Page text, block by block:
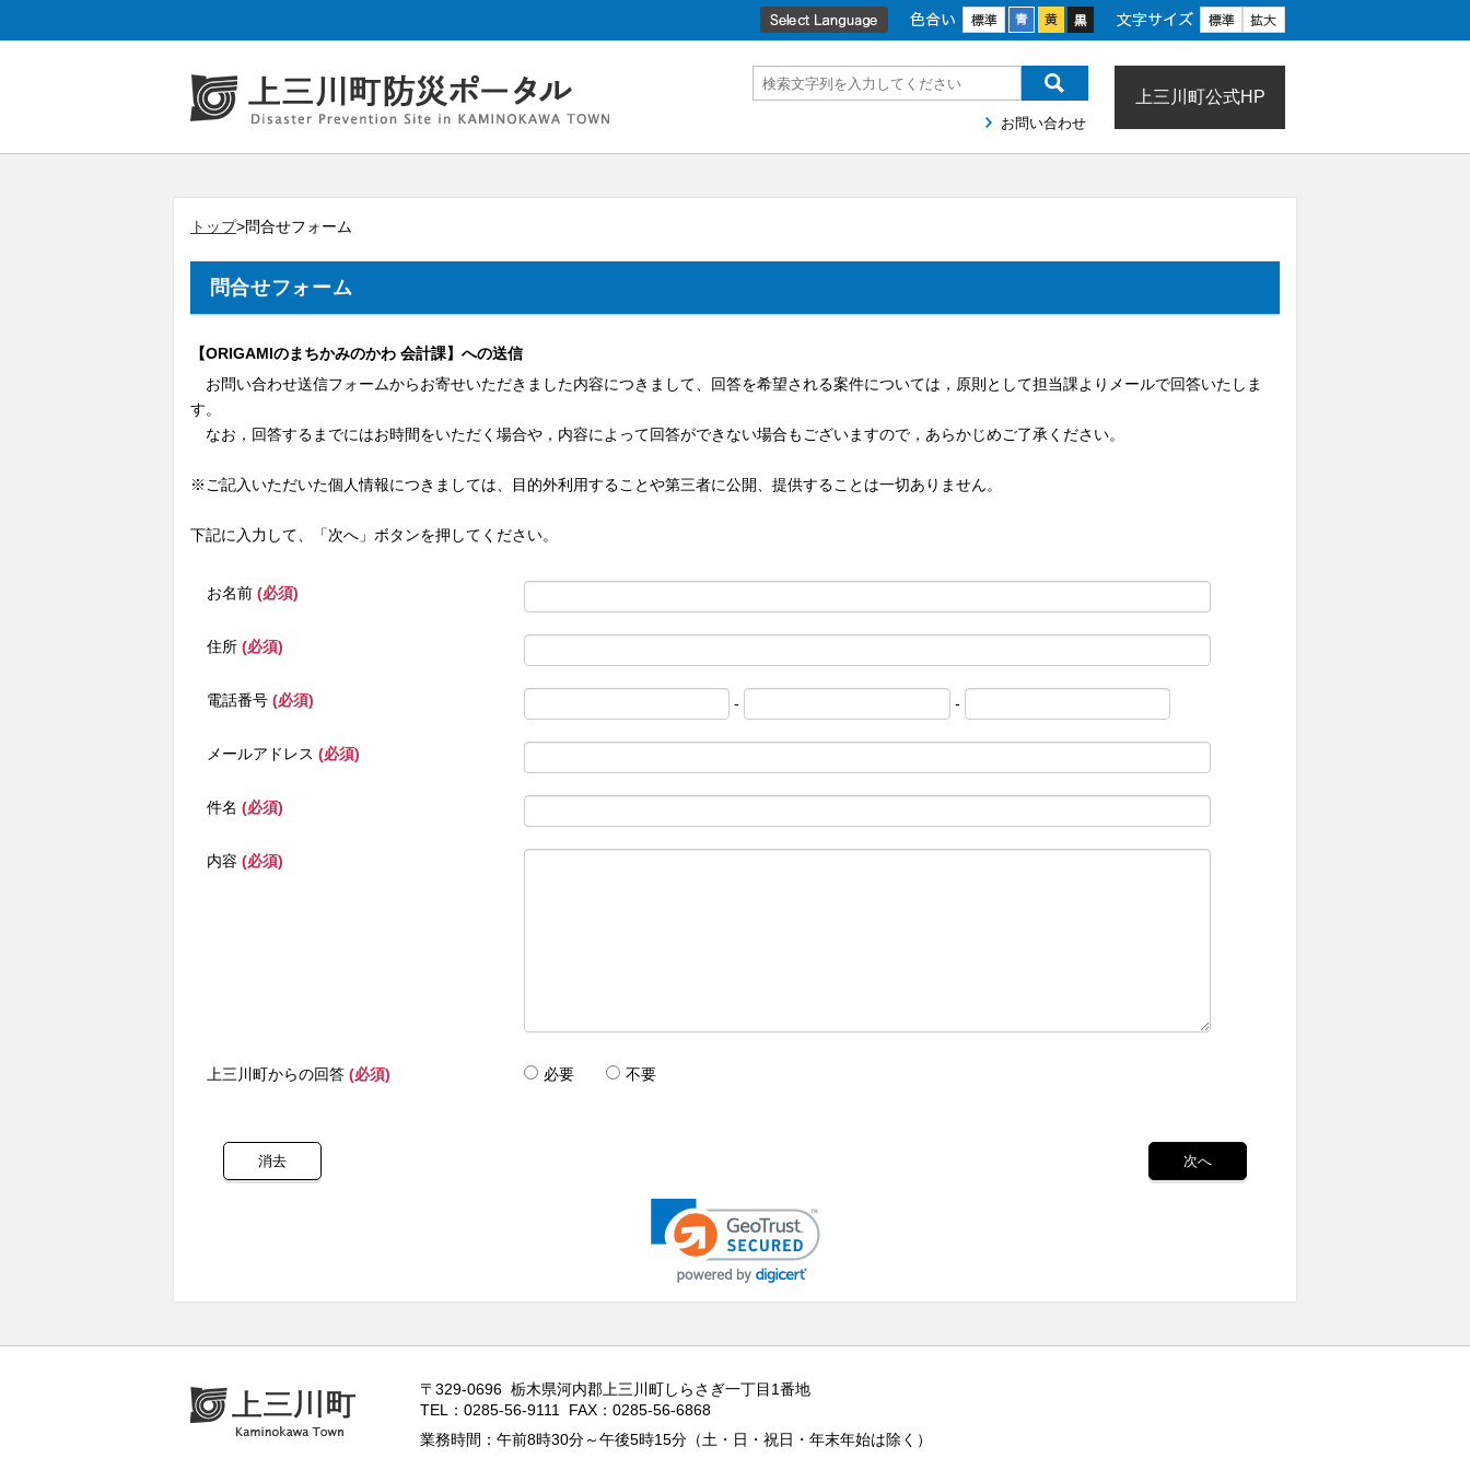
色合い 文字サイズ
上三川町公式HP
お問い合わせ
トップ>問合せフォーム
問合せフォーム
【ORIGAMIのまちかみのかわ 会計課】への送信
お問い合わせ送信フォームからお寄せいただきました内容につきまして、回答を希望される案件については，原則として担当課よりメールで回答いたしま
す。
なお，回答するまでにはお時間をいただく場合や，内容によって回答ができない場合もございますので，あらかじめご了承ください。
※ご記入いただいた個人情報につきましては、目的外利用することや第三者に公開、提供することは一切ありません。
下記に入力して、「次へ」ボタンを押してください。
お名前 (必須)
住所 (必須)
電話番号 (必須) - -
メールアドレス (必須)
件名 (必須)
内容 (必須)
上三川町からの回答 (必須) 必要 不要
〒329-0696 栃木県河内郡上三川町しらさぎ一丁目1番地
TEL：0285-56-9111 FAX：0285-56-6868
業務時間：午前8時30分～午後5時15分（土・日・祝日・年末年始は除く）